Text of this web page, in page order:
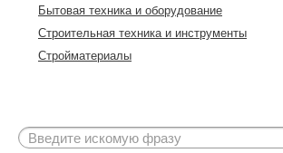
Бытовая техника и оборудование
Строительная техника и инструменты
Стройматериалы